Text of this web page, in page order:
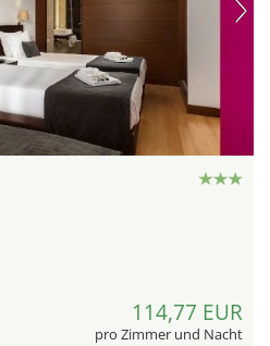
114,77 EUR
pro Zimmer und Nacht